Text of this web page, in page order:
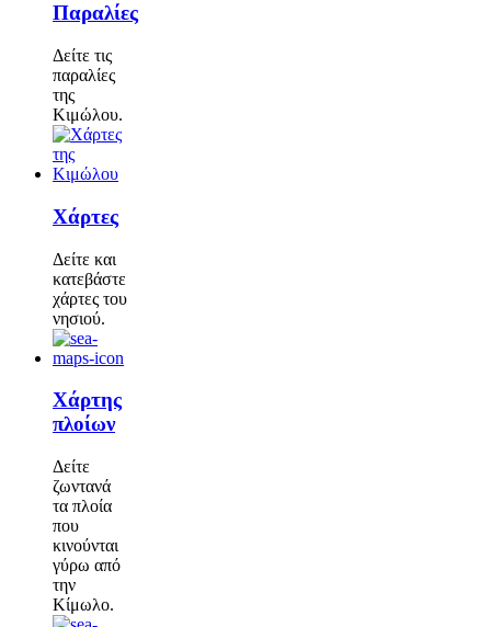
Παραλίες
Δείτε τις
παραλίες
της
Κιμώλου.
Χάρτες
Δείτε και
κατεβάστε
χάρτες του
νησιού.
Χάρτης
πλοίων
Δείτε
ζωντανά
τα πλοία
που
κινούνται
γύρω από
την
Κίμωλο.